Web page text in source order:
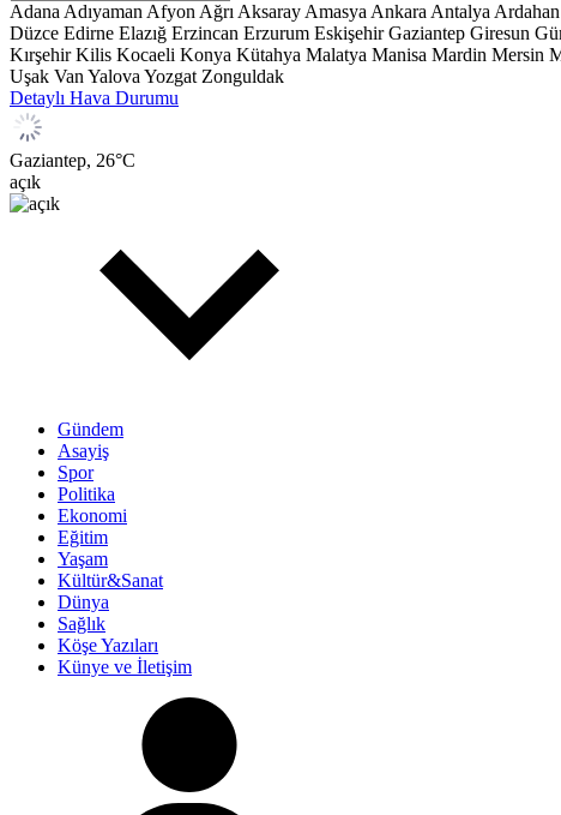
Adana Adıyaman Afyon Ağrı Aksaray Amasya Ankara Antalya Ardahan
Düzce Edirne Elazığ Erzincan Erzurum Eskişehir Gaziantep Giresun
Kırşehir Kilis Kocaeli Konya Kütahya Malatya Manisa Mardin Mersin
Uşak Van Yalova Yozgat Zonguldak
Detaylı Hava Durumu
Gaziantep, 26°C
açık
Gündem
Asayiş
Spor
Politika
Ekonomi
Eğitim
Yaşam
Kültür&Sanat
Dünya
Sağlık
Köşe Yazıları
Künye ve İletişim